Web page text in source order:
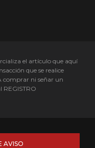
el artículo que aquí
que se realice
comprar ni señar un
REGISTRO
AVISO